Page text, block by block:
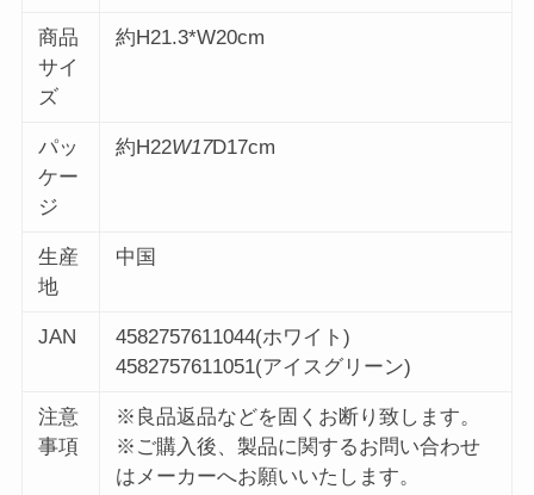
商品
サイ
ズ
約H21.3*W20cm
パッ
ケー
ジ
約H22W17D17cm
生産
地
中国
JAN
4582757611044(ホワイト)
4582757611051(アイスグリーン)
注意
事項
※良品返品などを固くお断り致します。
※ご購入後、製品に関するお問い合わせ
はメーカーへお願いいたします。